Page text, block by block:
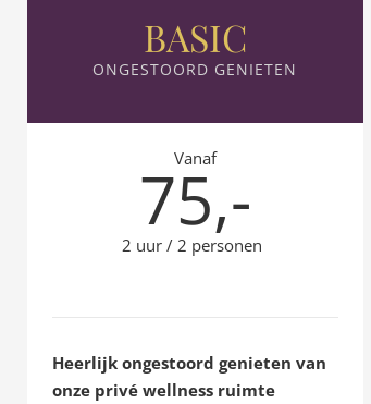
BASIC
ONGESTOORD GENIETEN
Vanaf
75,-
2 uur / 2 personen
Heerlijk ongestoord genieten van
onze privé wellness ruimte